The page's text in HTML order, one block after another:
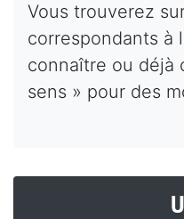
Vous trouverez
correspondants à
connaître ou déjà
sens » pour des